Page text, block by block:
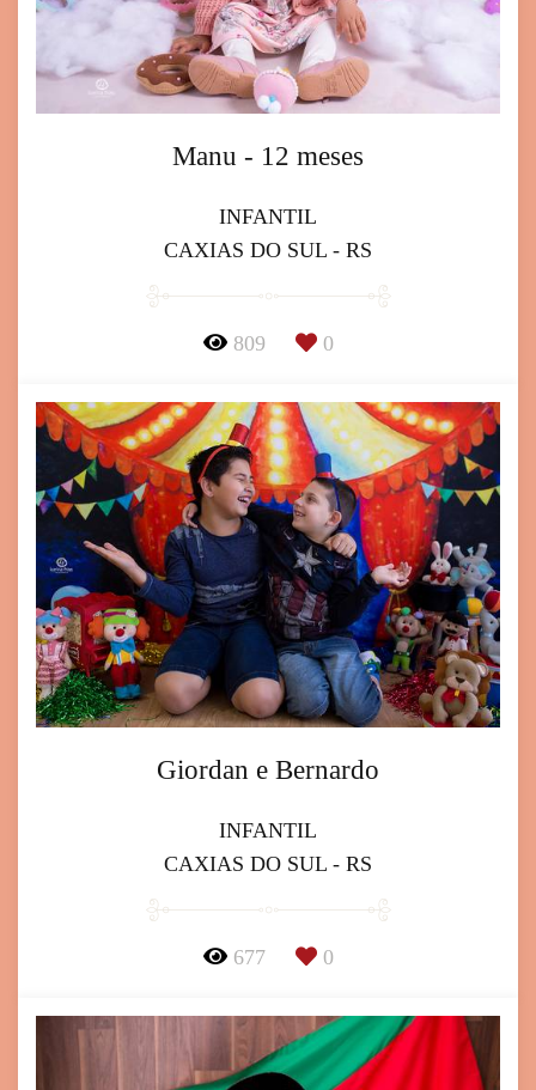
Manu - 12 meses
INFANTIL
CAXIAS DO SUL - RS
809 0
Giordan e Bernardo
INFANTIL
CAXIAS DO SUL - RS
677 0